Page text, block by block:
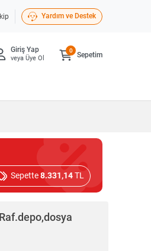
Yardım ve Destek
Giriş Yap
veya Üye Ol Sepetim
0
Sepette8.331,14TL